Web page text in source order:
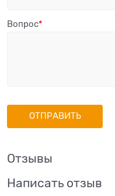
Вопрос
Отзывы
Написать отзыв